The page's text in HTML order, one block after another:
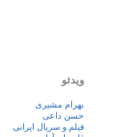
ویدئو
بهرام مشیری
حسن داعی
فيلم و سريال ايرانی